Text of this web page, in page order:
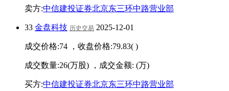
卖方:中信建投证券北京东三环中路营业部
33 金盘科技 历史交易 2025-12-01
成交价格:74 ，收盘价格:79.83( )
成交数量:26(万股) ，成交金额: (万)
买方:中信建投证券北京东三环中路营业部